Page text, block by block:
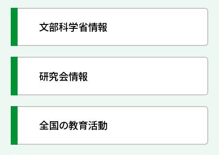
文部科学省情報
研究会情報
全国の教育活動